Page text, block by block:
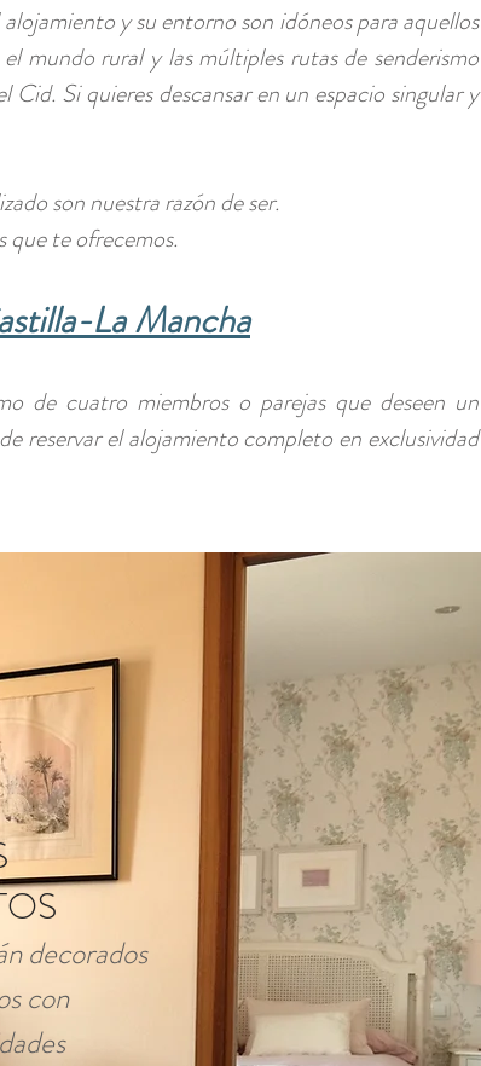
y su entorno son idóneos para aquellos
mundo rural y las múltiples rutas de senderismo
Si quieres descansar en un espacio singular y
son nuestra razón de ser.
que te ofrecemos.
La Mancha
de cuatro miembros o parejas que deseen un
reservar el alojamiento completo en exclusividad
decorados
con